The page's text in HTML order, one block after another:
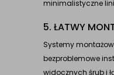
minimalistyczne
5. ŁATWY
Systemy
bezproblemowe
widocznych śrub i